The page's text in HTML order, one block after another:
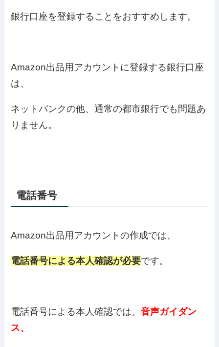
銀行口座を登録することをおすすめします。
Amazon出品用アカウントに登録する銀行口座
は、
ネットバンクの他、通常の都市銀行でも問題あ
りません。
電話番号
Amazon出品用アカウントの作成では、
電話番号による本人確認が必要です。
電話番号による本人確認では、音声ガイダン
ス、